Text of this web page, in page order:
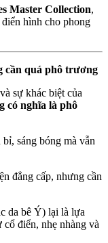
Master Collection,
hình cho phong
cần quá phô trương
sự khác biệt của
có nghĩa là phô
sáng bóng mà vẫn
đẳng cấp, nhưng cần
da bê Ý) lại là lựa
điển, nhẹ nhàng và